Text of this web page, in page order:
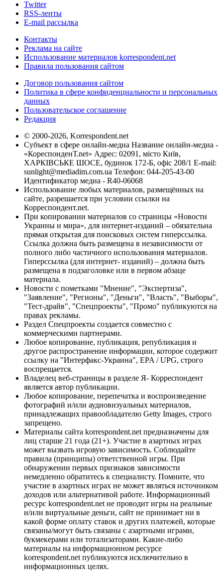
Twitter
RSS-ленты
E-mail рассылка
Контакты
Реклама на сайте
Использование материалов korrespondent.net
Правила пользования сайтом
Договор пользования сайтом
Политика в сфере конфиденциальности и персональных
данных
Пользовательское соглашение
Редакция
© 2000-2026, Korrespondent.net
Субъект в сфере онлайн-медиа Название онлайн-медиа -
«КореспонденТ.net» Адрес: 02091, місто Київ,
ХАРКІВСЬКЕ ШОСЕ, будинок 172-Б, офіс 208/1 E-mail:
sunlight@mediadim.com.ua Телефон: 044-205-43-00
Идентификатор медиа - R40-06068
Использование любых материалов, размещённых на
сайте, разрешается при условии ссылки на
Корреспондент.net.
При копировании материалов со страницы «Новости
Украины и мира», для интернет-изданий – обязательна
прямая открытая для поисковых систем гиперссылка.
Ссылка должна быть размещена в независимости от
полного либо частичного использования материалов.
Гиперссылка (для интернет- изданий) – должна быть
размещена в подзаголовке или в первом абзаце
материала.
Новости с пометками "Мнение", "Экспертиза",
"Заявление", "Регионы", "Деньги", "Власть", "Выборы",
"Тест-драйв", "Спецпроекты", "Промо" публикуются на
правах рекламы.
Раздел Спецпроекты создается совместно с
коммерческими партнерами.
Любое копирование, публикация, републикация и
другое распространение информации, которое содержит
ссылку на "Интерфакс-Украина", EPA / UPG, строго
воспрещается.
Владелец веб-страницы в разделе Я- Корреспондент
является автор публикации.
Любое копирование, перепечатка и воспроизведение
фотографий и/или аудиовизуальных материалов,
принадлежащих правообладателю Getty Images, строго
запрещено.
Материалы сайта korrespondent.net предназначены для
лиц старше 21 года (21+). Участие в азартных играх
может вызвать игровую зависимость. Соблюдайте
правила (принципы) ответственной игры. При
обнаружении первых признаков зависимости
немедленно обратитесь к специалисту. Помните, что
участие в азартных играх не может являться источником
доходов или альтернативой работе. Информационный
ресурс korrespondent.net не проводит игры на реальные
и/или виртуальные деньги, сайт не принимает ни в
какой форме оплату ставок и других платежей, которые
связаны/могут быть связаны с азартными играми,
букмекерами или тотализаторами. Какие-либо
материалы на информационном ресурсе
korrespondent.net публикуются исключительно в
информационных целях.